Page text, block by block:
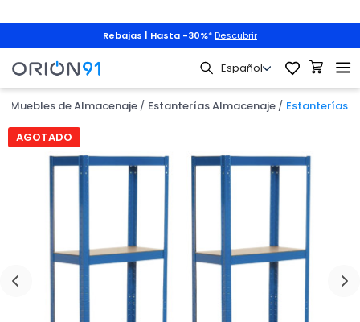
Rebajas | Hasta -30%* Descubrir
Muebles de Almacenaje Estanterías Almacenaje Estanterías
AGOTADO